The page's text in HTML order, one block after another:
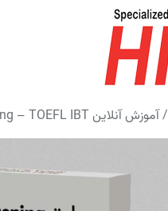
/ آموزش آنلاین Listening – TOEFL IBT